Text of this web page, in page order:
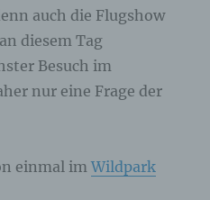
auch die Flugshow
diesem Tag
Besuch im
nur eine Frage der
einmal imWildpark
Server verwenden
eine sogenannte
ist eine eindeutige
besteht aus einer
Internetseiten und
den besuchten
den individuellen